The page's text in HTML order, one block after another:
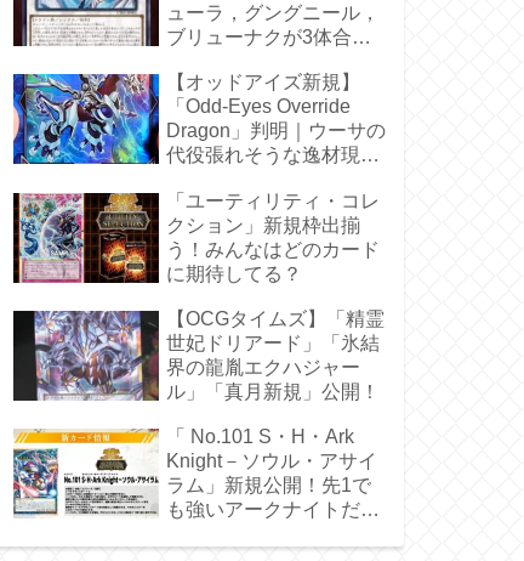
ューラ，グングニール，
ブリューナクが3体合
【オッドアイズ新規】
「Odd-Eyes Override
Dragon」判明｜ウーサの
代役張れそうな逸材現
「ユーティリティ・コレ
クション」新規枠出揃
う！みんなはどのカード
に期待してる？
【OCGタイムズ】「精霊
世妃ドリアード」「氷結
界の龍胤エクハジャー
ル」「真月新規」公開！
「 No.101 S・H・Ark
Knight－ソウル・アサイ
ラム」新規公開！先1で
も強いアークナイトだ